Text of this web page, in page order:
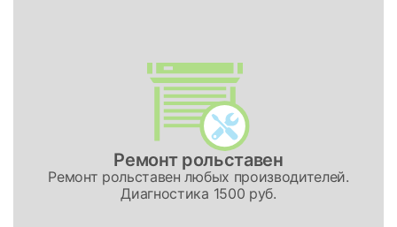
Ремонт рольставен
Ремонт рольставен любых производителей.
Диагностика 1500 руб.